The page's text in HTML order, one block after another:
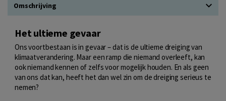
Omschrijving
Het ultieme gevaar
Ons voortbestaan is in gevaar – dat is de ultieme dreiging van
klimaatverandering. Maar een ramp die niemand overleeft, kan
ook niemand kennen of zelfs voor mogelijk houden. En als geen
van ons dat kan, heeft het dan wel zin om de dreiging serieus te
nemen?